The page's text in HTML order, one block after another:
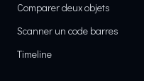
Comparer deux objets
Scanner un code barres
Timeline